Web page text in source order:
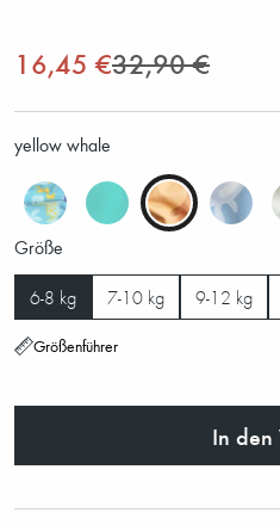
16,45 €32,90 €
yellow whale
Größe
6-8 kg 7-10 kg 9-12 kg
Größenführer
In